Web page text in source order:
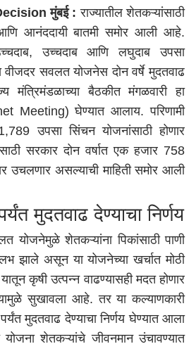
मुंबई: राज्यातीलशेतकऱ्यांसाठी
आनंददायी बातमी समोर आली आहे.
उच्चदाब आणि लघुदाब उपसा
वीजदर सवलत योजनेस दोन वर्षे मुदतवाढ
मंत्रिमंडळाच्या बैठकीत मंगळवारीहा
Meeting) घेण्यात आलाय.परिणामी
उपसा सिंचन योजनांसाठी होणार
सरकार दोन वर्षात एक हजार 758
उचलणार असल्याची माहिती समोर आली
मुदतवाढ देण्याचा निर्णय
योजनेमुळे शेतकऱ्यांना पिकांसाठी पाणी
झाले असून यायोजनेच्या खर्चात मोठी
कृषी उत्पन्न वाढण्यासही मदत होणार
सुखावला आहे.तर याकल्याणकारी
मुदतवाढ देण्याचा निर्णय घेण्यात आला
शेतकऱ्यांचे जीवनमान उंचावण्यात